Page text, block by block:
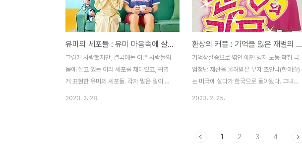
태자 ‘이신’이 다니고 있었다. 신경질적이고,
까칠한 성격의 황태자 이신은 집안의 결정으
로 정약 결혼해야 할 수도 있는 상황이었다.
하지만 이신은 발레 학과 효린(송지효)와 비
밀연애 중이었고, 효린에게 청혼하지만, 자신
의 꿈 때문에 효린은 청혼을 거절한다. 우연
히 둘의 이야기를 몰래 ..
친구의 기사를 보고 자신의 이름을 숨기고 도
산이라는 이름으로 달미와 펜팔 친구를 했다.
외로웠던 달미는 도산이라는 친구에게 점점
의지하며 마음이 커졌다. 엄마랑 살고있는 언
니 인재와 만나서 놀던 어느 날 인재는 엄마
가 재혼하게 되었고, 곧 미국으로 가게 되었
다고 했다. 1년 넘게 ..
유미의 세포들 : 유미 마음속에 살고 있는 세포들의 귀여운 이야기
그렇게 사랑했지만, 결국에는 이별 사람들의
몸에 살고 있는 여러 세포를 재미있고, 귀엽
게 표현한 유미의 세포들. 각자 맡은 일이 있
2023. 2. 28.
환상의 커플 : 기억을 잃은 재벌의 서민 생활 적응기
기억상실증으로 엮인 애인 빙자 노동 착취 극
엄청난 재산을 물려받은 부자 조안나(한예슬)
는 미국에 살다가 한국으로 돌아왔다. 그녀는
아르바이트를 마친 철수(오지호)는 퇴근길에
2023. 2. 25.
1 2 3 4